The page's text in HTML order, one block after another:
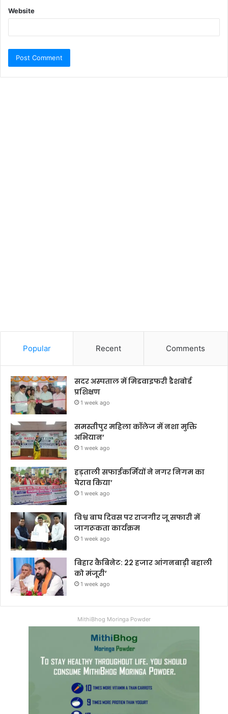
Website
Popular Recent Comments
सदर अस्पताल में मिडवाइफरी डैशबोर्ड
प्रशिक्षण
1 week ago
समस्तीपुर महिला कॉलेज में नशा मुक्ति
अभियान’
1 week ago
हड़ताली सफाईकर्मियों ने नगर निगम का
घेराव किया’
1 week ago
विश्व बाघ दिवस पर राजगीर जू सफारी में
जागरूकता कार्यक्रम
1 week ago
बिहार कैबिनेट: 22 हजार आंगनबाड़ी बहाली
को मंजूरी’
1 week ago
MithiBhog Moringa Powder